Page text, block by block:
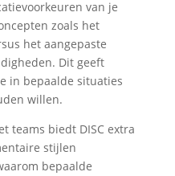
van je
zoals het
het aangepaste
Dit geeft
in bepaalde situaties
willen.
teams biedt DISC extra
stijlen
bepaalde